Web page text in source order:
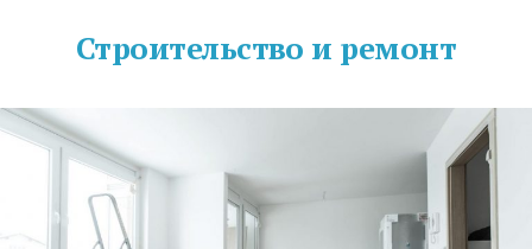
Строительство и ремонт